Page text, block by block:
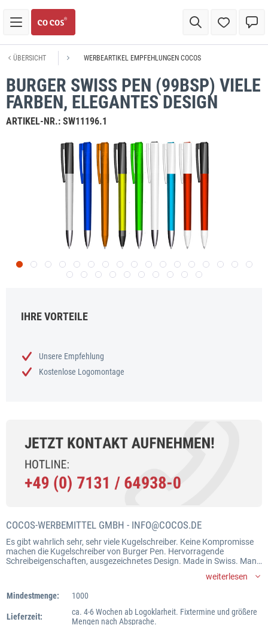
ÜBERSICHT WERBEARTIKEL EMPFEHLUNGEN COCOS
BURGER SWISS PEN (99BSP) VIELE
FARBEN, ELEGANTES DESIGN
ARTIKEL-NR.: SW11196.1
IHRE VORTEILE
Unsere Empfehlung
Kostenlose Logomontage
COCOS-WERBEMITTEL GMBH - INFO@COCOS.DE
Es gibt wahrlich sehr, sehr viele Kugelschreiber. Keine Kompromisse
machen die Kugelschreiber von Burger Pen. Hervorragende
Schreibeigenschaften, ausgezeichnetes Design. Made in Swiss. Man
spürt sofort, dass man mit den Kugelschreibern lange Freude hat.
Nicht umsonst gehören die Kugelschreiber auch zu meinen
persönlichen Favoriten. Gerne drucken wir auch Ihr Logo auf einen
der Burger Swiss Pens. Hervorzuheben sind die Linien Beo Sport,
Delta und Elan. Text: Bernd Maier
>> zum Burger Swiss Pen Katalog - Kugelschreiber-Produktübersicht
weiterlesen
Mindestmenge:
1000
Lieferzeit:
ca. 4-6 Wochen ab Logoklarheit. Fixtermine und größere
Mengen nach Absprache.